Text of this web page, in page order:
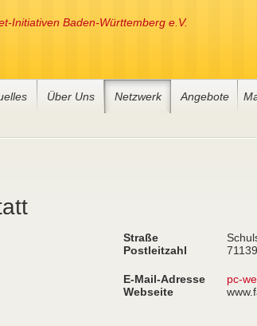
Initiativen Baden-Württemberg e.V.
Über Uns Netzwerk Angebote
Straße
Postleitzahl
71139
E-Mail-Adresse
pc-
Webseite